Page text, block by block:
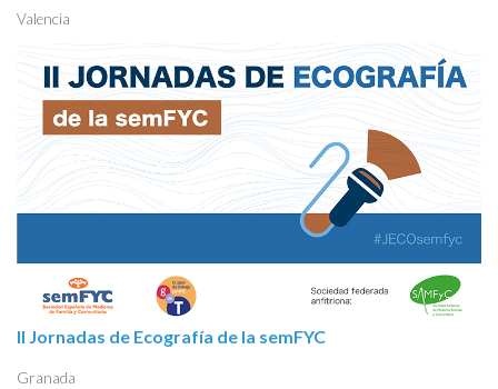
Valencia
II Jornadas de Ecografía de la semFYC
Granada